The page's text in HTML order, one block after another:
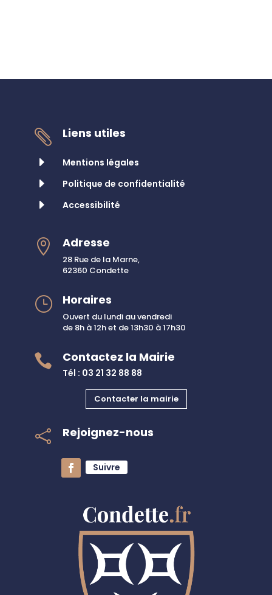

Liens utiles
E
Mentions légales
E Politique de confidentialité
E Accessibilité
 Adresse
28 Rue de la Marne,
62360 Condette
} Horaires
Ouvert du lundi au vendredi
de 8h à 12h et de 13h30 à 17h30
 Contactez la Mairie
Tél : 03 21 32 88 88
Contacter la mairie
 Rejoignez-nous
Suivre